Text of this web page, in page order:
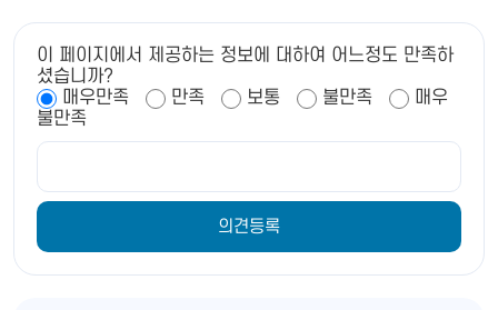
이 페이지에서 제공하는 정보에 대하여 어느정도 만족하
셨습니까?
매우만족
만족 보통 불만족
매우
불만족